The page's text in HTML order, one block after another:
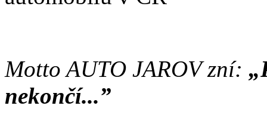
Motto AUTO JAROV zní:
nekončí...”